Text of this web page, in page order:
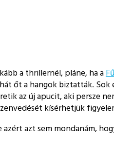
a thrillernél, pláne, ha a
hát őt a hangok biztatták.
az új apucit, aki persze
kísérhetjük
azt sem mondanám,